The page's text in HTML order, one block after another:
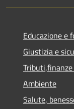
Educazione e
Giustizia e
Ambiente
Salute,